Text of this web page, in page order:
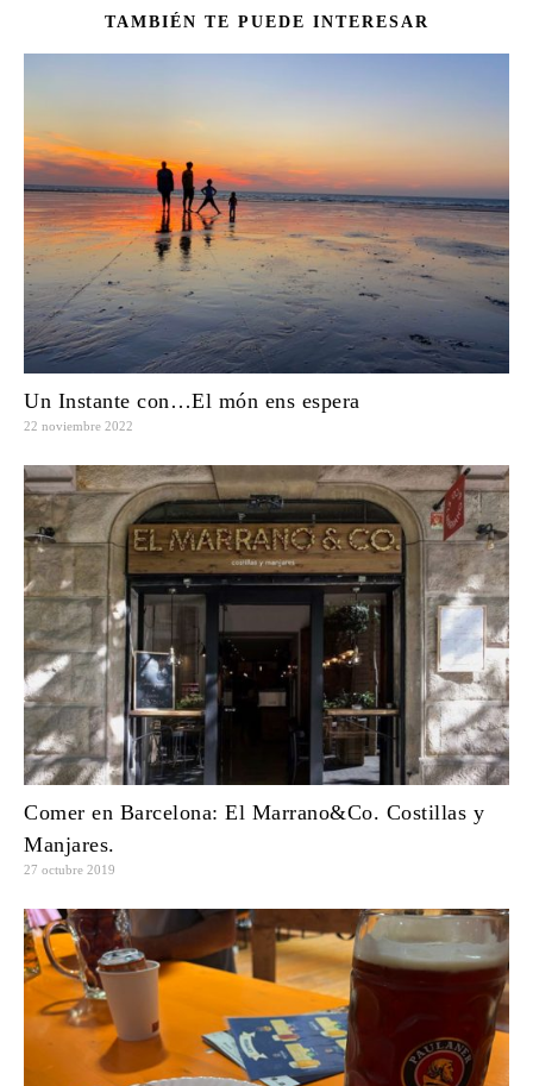
TAMBIÉN TE PUEDE INTERESAR
Un Instante con…El món ens espera
22 noviembre 2022
Comer en Barcelona: El Marrano&Co. Costillas y
Manjares.
27 octubre 2019